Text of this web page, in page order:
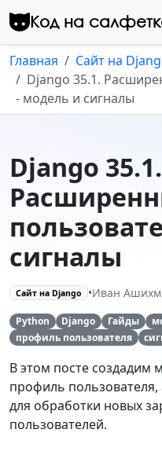
Перейти к контенту
Код на
Главная
Сайт на
Django 35.1.
- модель и сигналы
Django 35.1.
сигналы
Сайт на Django •Иван
Python Django Гайды
профиль пользователя
В этом посте
профиль
для обработки новых
пользователей.